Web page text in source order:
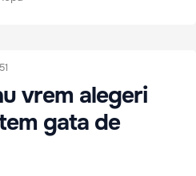
vrem alegeri
gata de